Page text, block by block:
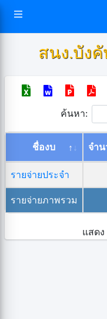
สนง.บัง
ค้นหา:
ชื่องบ จำ
รายจ่ายประจำ
รายจ่ายภาพรวม
แสดง